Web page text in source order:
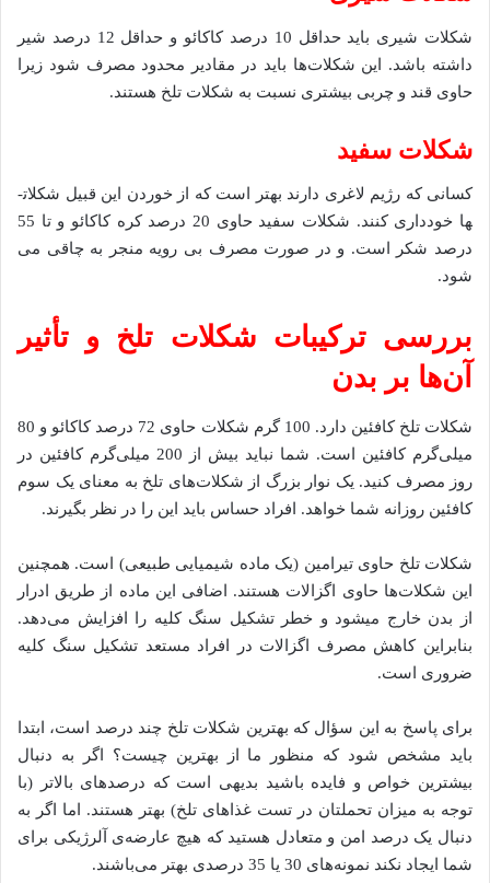
شکلات شیری باید حداقل 10 درصد کاکائو و حداقل 12 درصد شیر
داشته باشد. این شکلات‌ها باید در مقادیر محدود مصرف شود زیرا
حاوی قند و چربی بیشتری نسبت به شکلات تلخ هستند.
شکلات سفید
کسانی که رژیم لاغری دارند بهتر است که از خوردن این قبیل شکلات­
ها خودداری کنند. شکلات سفید حاوی 20 درصد کره کاکائو و تا 55
درصد شکر است. و در صورت مصرف بی رویه منجر به چاقی می
شود.
بررسی ترکیبات شکلات تلخ و تأثیر
آن‌ها بر بدن
شکلات تلخ کافئین دارد. 100 گرم شکلات حاوی 72 درصد کاکائو و 80
میلی‌گرم کافئین است. شما نباید بیش از 200 میلی‌گرم کافئین در
روز مصرف کنید. یک نوار بزرگ از شکلات‌های تلخ به معنای یک سوم
کافئین روزانه شما خواهد. افراد حساس باید این را در نظر بگیرند.
شکلات تلخ حاوی تیرامین (یک ماده شیمیایی طبیعی) است. همچنین
این شکلات‌ها حاوی اگزالات هستند. اضافی این ماده از طریق ادرار
از بدن خارج می­شود و خطر تشکیل سنگ کلیه را افزایش می‌دهد.
بنابراین کاهش مصرف اگزالات در افراد مستعد تشکیل سنگ کلیه
ضروری است.
برای پاسخ به این سؤال که بهترین شکلات تلخ چند درصد است، ابتدا
باید مشخص شود که منظور ما از بهترین چیست؟ اگر به دنبال
بیشترین خواص و فایده باشید بدیهی است که درصدهای بالاتر (با
توجه به میزان تحملتان در تست غذاهای تلخ) بهتر هستند. اما اگر به
دنبال یک درصد امن و متعادل هستید که هیچ عارضه‌ی آلرژیکی برای
شما ایجاد نکند نمونه‌های 30 یا 35 درصدی بهتر می‌باشند.